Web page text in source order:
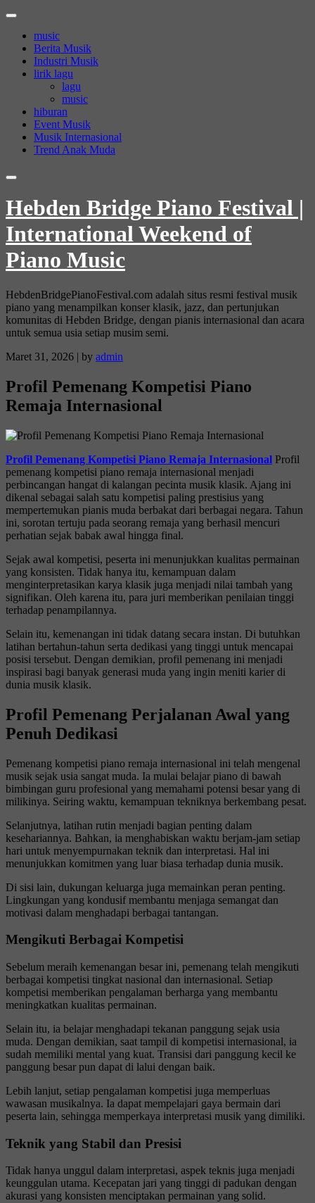
Skip
contentmusic
Berita Musik
Industri Musik
lirik lagu
lagu
music
hiburan
Event Musik
Musik Internasional
Trend Anak Muda
Hebden Bridge Piano Festival |
International Weekend of
Piano Music
HebdenBridgePianoFestival.com adalah situs resmi festival musik
piano yang menampilkan konser klasik, jazz, dan pertunjukan
komunitas di Hebden Bridge, dengan pianis internasional dan acara
untuk semua usia setiap musim semi.
Maret 31, 2026 | by admin
Profil Pemenang Kompetisi Piano
Remaja Internasional
Profil Pemenang Kompetisi Piano Remaja Internasional Profil
pemenang kompetisi piano remaja internasional menjadi
perbincangan hangat di kalangan pecinta musik klasik. Ajang ini
dikenal sebagai salah satu kompetisi paling prestisius yang
mempertemukan pianis muda berbakat dari berbagai negara. Tahun
ini, sorotan tertuju pada seorang remaja yang berhasil mencuri
perhatian sejak babak awal hingga final.
Sejak awal kompetisi, peserta ini menunjukkan kualitas permainan
yang konsisten. Tidak hanya itu, kemampuan dalam
menginterpretasikan karya klasik juga menjadi nilai tambah yang
signifikan. Oleh karena itu, para juri memberikan penilaian tinggi
terhadap penampilannya.
Selain itu, kemenangan ini tidak datang secara instan. Di butuhkan
latihan bertahun-tahun serta dedikasi yang tinggi untuk mencapai
posisi tersebut. Dengan demikian, profil pemenang ini menjadi
inspirasi bagi banyak generasi muda yang ingin meniti karier di
dunia musik klasik.
Profil Pemenang Perjalanan Awal yang
Penuh Dedikasi
Pemenang kompetisi piano remaja internasional ini telah mengenal
musik sejak usia sangat muda. Ia mulai belajar piano di bawah
bimbingan guru profesional yang memahami potensi besar yang di
milikinya. Seiring waktu, kemampuan tekniknya berkembang pesat.
Selanjutnya, latihan rutin menjadi bagian penting dalam
kesehariannya. Bahkan, ia menghabiskan waktu berjam-jam setiap
hari untuk menyempurnakan teknik dan interpretasi. Hal ini
menunjukkan komitmen yang luar biasa terhadap dunia musik.
Di sisi lain, dukungan keluarga juga memainkan peran penting.
Lingkungan yang kondusif membantu menjaga semangat dan
motivasi dalam menghadapi berbagai tantangan.
Mengikuti Berbagai Kompetisi
Sebelum meraih kemenangan besar ini, pemenang telah mengikuti
berbagai kompetisi tingkat nasional dan internasional. Setiap
kompetisi memberikan pengalaman berharga yang membantu
meningkatkan kualitas permainan.
Selain itu, ia belajar menghadapi tekanan panggung sejak usia
muda. Dengan demikian, saat tampil di kompetisi internasional, ia
sudah memiliki mental yang kuat. Transisi dari panggung kecil ke
panggung besar pun dapat di lalui dengan baik.
Lebih lanjut, setiap pengalaman kompetisi juga memperluas
wawasan musikalnya. Ia dapat mempelajari gaya bermain dari
peserta lain, sehingga memperkaya interpretasi musik yang dimiliki.
Teknik yang Stabil dan Presisi
Tidak hanya unggul dalam interpretasi, aspek teknis juga menjadi
keunggulan utama. Kecepatan jari yang tinggi di padukan dengan
akurasi yang konsisten menciptakan permainan yang solid.